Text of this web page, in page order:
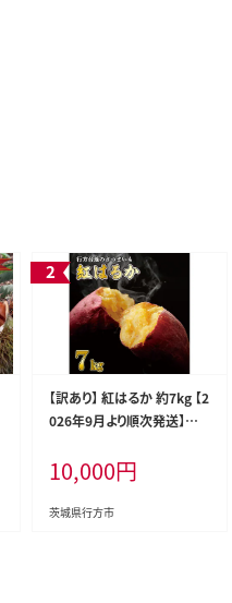
【訳あり】 紅はるか 約7kg 【2
026年9月より順次発送】｜
行方台地 さつまいも 茨城県
(CU-55-7)
10,000円
茨城県行方市